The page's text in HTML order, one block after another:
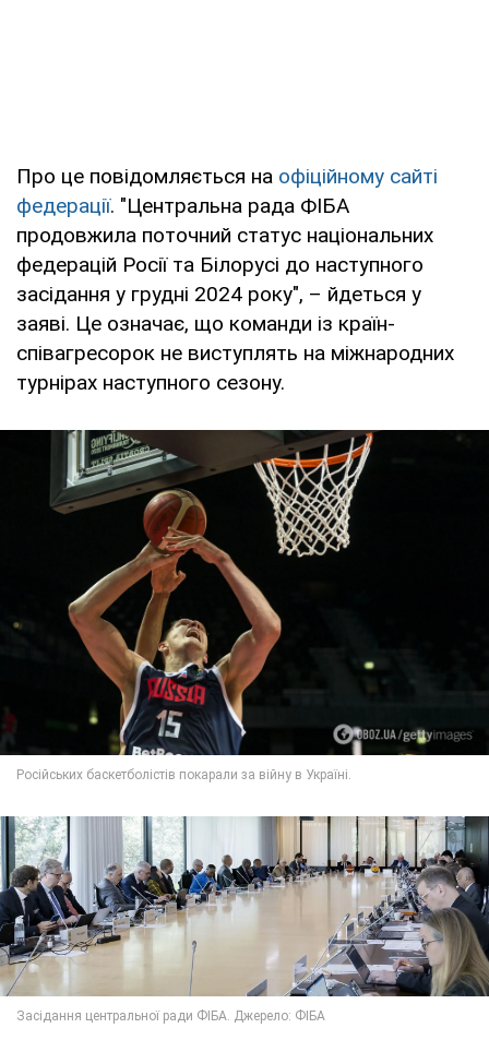
Про це повідомляється на офіційному сайті
федерації. "Центральна рада ФІБА
продовжила поточний статус національних
федерацій Росії та Білорусі до наступного
засідання у грудні 2024 року", – йдеться у
заяві. Це означає, що команди із країн-
співагресорок не виступлять на міжнародних
турнірах наступного сезону.